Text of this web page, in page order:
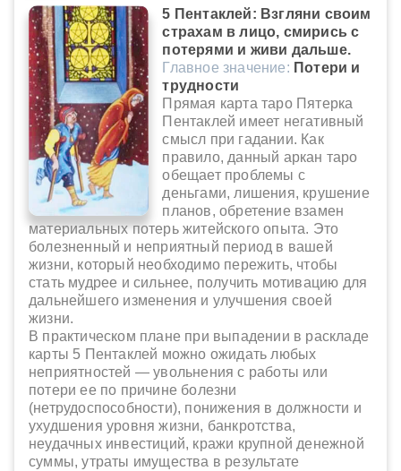
5 Пентаклей: Взгляни своим
страхам в лицо, смирись с
потерями и живи дальше.
Главное значение: Потери и
трудности
Прямая карта таро Пятерка
Пентаклей имеет негативный
смысл при гадании. Как
правило, данный аркан таро
обещает проблемы с
деньгами, лишения, крушение
планов, обретение взамен
материальных потерь житейского опыта. Это
болезненный и неприятный период в вашей
жизни, который необходимо пережить, чтобы
стать мудрее и сильнее, получить мотивацию для
дальнейшего изменения и улучшения своей
жизни.
В практическом плане при выпадении в раскладе
карты 5 Пентаклей можно ожидать любых
неприятностей — увольнения с работы или
потери ее по причине болезни
(нетрудоспособности), понижения в должности и
ухудшения уровня жизни, банкротства,
неудачных инвестиций, кражи крупной денежной
суммы, утраты имущества в результате